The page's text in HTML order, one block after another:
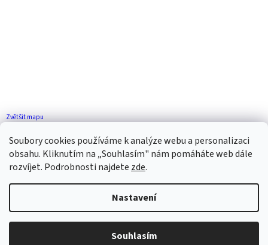
Soubory cookies používáme k analýze webu a personalizaci
obsahu. Kliknutím na „Souhlasím" nám pomáháte web dále
rozvíjet. Podrobnosti najdete zde.
Nastavení
Souhlasím
Zvětšit mapu
Vytvořil Shoptet
ZP FLORENCE. Všechna práva vyhrazena.